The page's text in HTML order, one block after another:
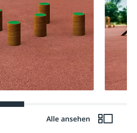
Alle ansehen